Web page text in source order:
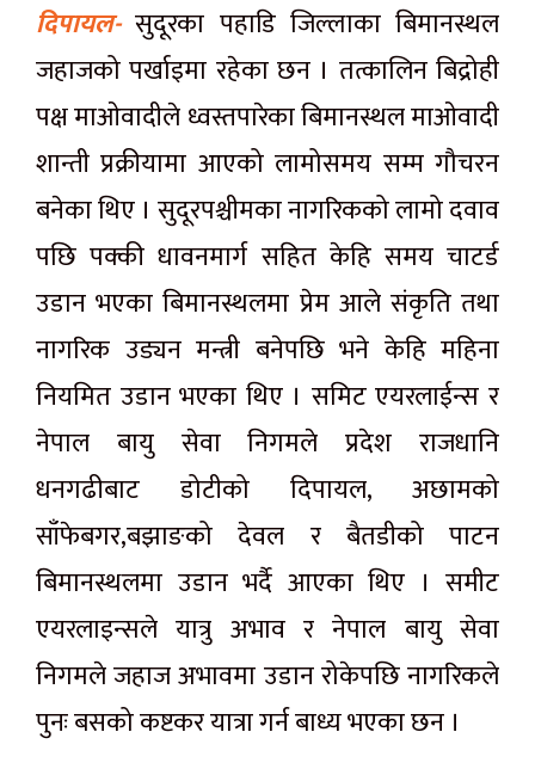
दिपायल- सुदूरका पहाडि जिल्लाका बिमानस्थल
जहाजको पर्खाइमा रहेका छन । तत्कालिन बिद्रोही
पक्ष माओवादीले ध्वस्तपारेका बिमानस्थल माओवादी
शान्ती प्रक्रीयामा आएको लामोसमय सम्म गौचरन
बनेका थिए । सुदूरपश्चीमका नागरिकको लामो दवाव
पछि पक्की धावनमार्ग सहित केहि समय चाटर्ड
उडान भएका बिमानस्थलमा प्रेम आले संकृति तथा
नागरिक उड्यन मन्त्री बनेपछि भने केहि महिना
नियमित उडान भएका थिए । समिट एयरलाईन्स र
नेपाल बायु सेवा निगमले प्रदेश राजधानि
धनगढीबाट डोटीको दिपायल, अछामको
साँफेबगर,बझाङको देवल र बैतडीको पाटन
बिमानस्थलमा उडान भर्दै आएका थिए । समीट
एयरलाइन्सले यात्रु अभाव र नेपाल बायु सेवा
निगमले जहाज अभावमा उडान रोकेपछि नागरिकले
पुनः बसको कष्टकर यात्रा गर्न बाध्य भएका छन ।